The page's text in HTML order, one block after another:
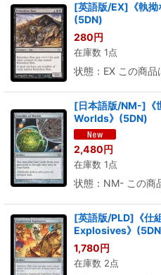
並び順:
絞り
[英語版/EX]《執拗
(5DN)
280円
在庫数 1点
状態：EX この商品
[日本語版/NM-]《
Worlds》(5DN)
2,480円
在庫数 1点
状態：NM- この商
[英語版/PLD]《仕
Explosives》
1,780円
在庫数 2点